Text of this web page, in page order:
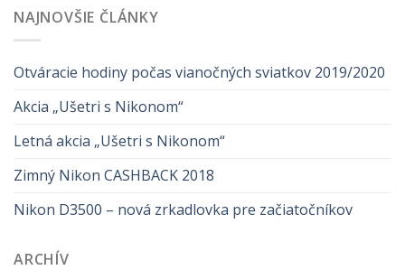
NAJNOVŠIE ČLÁNKY
Otváracie hodiny počas vianočných sviatkov 2019/2020
Akcia „Ušetri s Nikonom“
Letná akcia „Ušetri s Nikonom“
Zimný Nikon CASHBACK 2018
Nikon D3500 – nová zrkadlovka pre začiatočníkov
ARCHÍV